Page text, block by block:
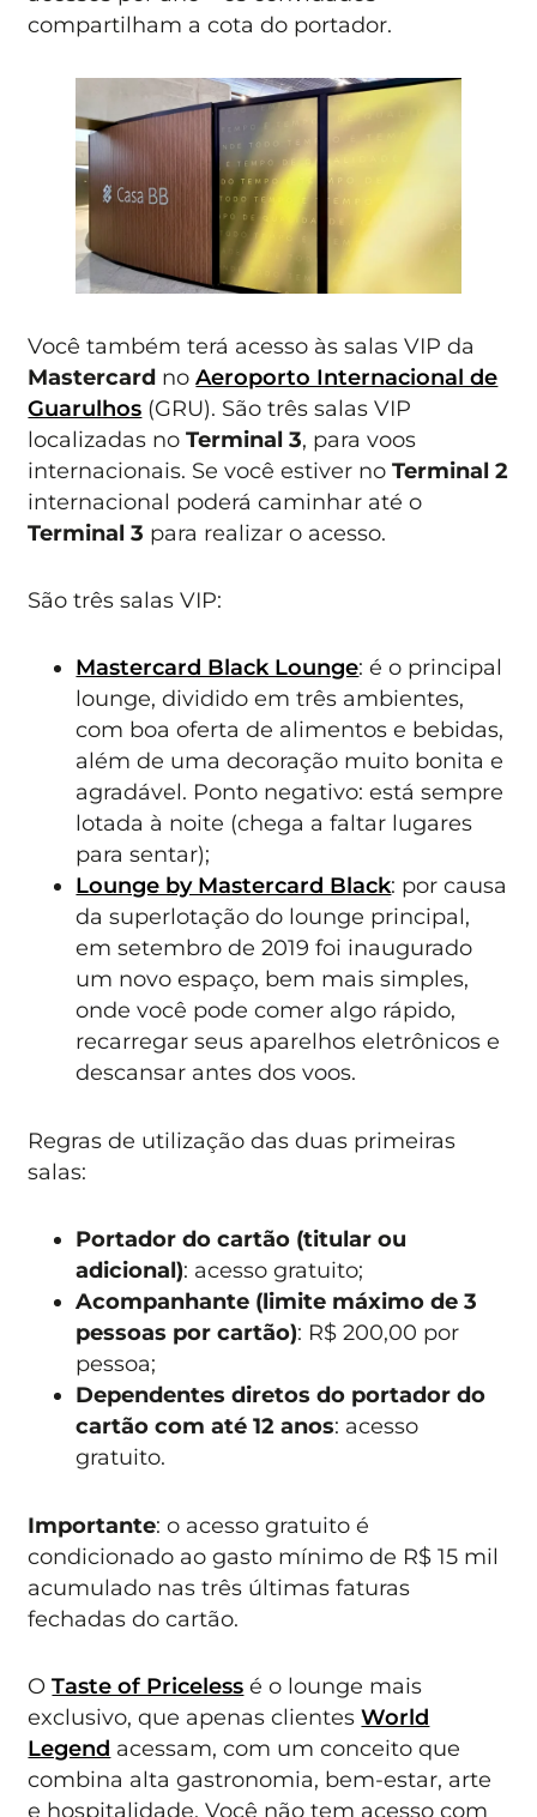
compartilham a cota do portador.
Você também terá acesso às salas VIP da
Mastercard noAeroporto Internacional de
Guarulhos (GRU). São três salas VIP
localizadas noTerminal 3, para voos
internacionais. Se você estiver noTerminal 2
internacional poderá caminhar até o
Terminal 3 para realizar o acesso.
São três salas VIP:
Mastercard Black Lounge: é o principal
lounge, dividido em três ambientes,
com boa oferta de alimentos e bebidas,
além de uma decoração muito bonita e
agradável. Ponto negativo: está sempre
lotada à noite (chega a faltar lugares
para sentar);
Lounge by Mastercard Black: por causa
da superlotação do lounge principal,
em setembro de 2019 foi inaugurado
um novo espaço, bem mais simples,
onde você pode comer algo rápido,
recarregar seus aparelhos eletrônicos e
descansar antes dos voos.
Regras de utilização das duas primeiras
salas:
Portador do cartão (titular ou
adicional): acesso gratuito;
Acompanhante (limite máximo de 3
pessoas por cartão): R$ 200,00 por
pessoa;
Dependentes diretos do portador do
cartão com até 12 anos: acesso
gratuito.
Importante: o acesso gratuito é
condicionado ao gasto mínimo de R$ 15 mil
acumulado nas três últimas faturas
fechadas do cartão.
OTaste of Priceless é o lounge mais
exclusivo, que apenas clientesWorld
Legend acessam, com um conceito que
combina alta gastronomia, bem-estar, arte
e hospitalidade. Você não tem acesso com